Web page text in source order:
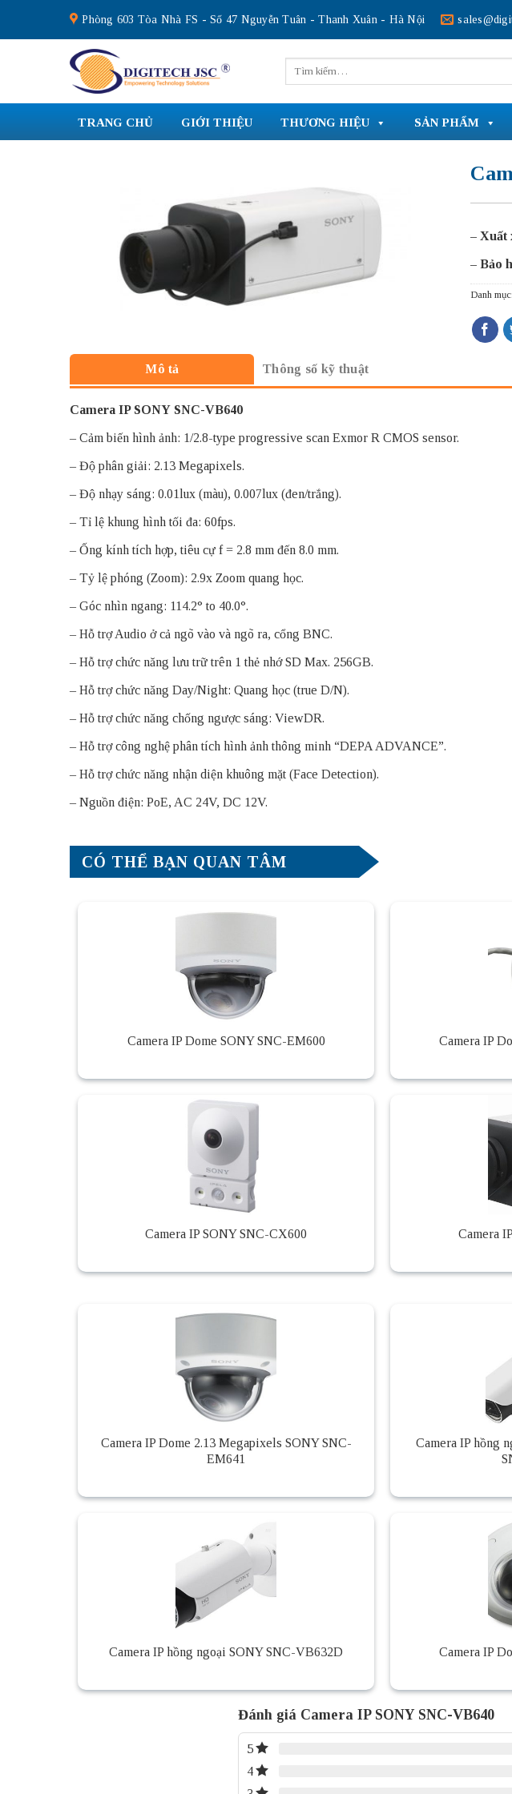
content
Phòng 603 Tòa Nhà FS - Số 47 Nguyễn Tuân - Thanh Xuân - Hà Nội
kiếm:
TRANG CHỦ GIỚI THIỆU THƯƠNG HIỆU SẢN PHẨM
– Xuất
– Bảo
Danh mục:
Mô tả Thông số kỹ thuật
Camera IP SONY SNC-VB640
– Cảm biến hình ảnh: 1/2.8-type progressive scan Exmor R CMOS sensor.
– Độ phân giải: 2.13 Megapixels.
– Độ nhạy sáng: 0.01lux (màu), 0.007lux (đen/trắng).
– Tỉ lệ khung hình tối đa: 60fps.
– Ống kính tích hợp, tiêu cự f = 2.8 mm đến 8.0 mm.
– Tỷ lệ phóng (Zoom): 2.9x Zoom quang học.
– Góc nhìn ngang: 114.2° to 40.0°.
– Hỗ trợ Audio ở cả ngõ vào và ngõ ra, cổng BNC.
– Hỗ trợ chức năng lưu trữ trên 1 thẻ nhớ SD Max. 256GB.
– Hỗ trợ chức năng Day/Night: Quang học (true D/N).
– Hỗ trợ chức năng chống ngược sáng: ViewDR.
– Hỗ trợ công nghệ phân tích hình ảnh thông minh “DEPA ADVANCE”.
– Hỗ trợ chức năng nhận diện khuông mặt (Face Detection).
– Nguồn điện: PoE, AC 24V, DC 12V.
CÓ THỂ BẠN QUAN TÂM
Camera IP Dome SONY SNC-EM600 Camera IP
Camera IP SONY SNC-CX600 Camera
Camera IP Dome 2.13 Megapixels SONY SNC-
EM641
Camera IP hồng
Camera IP hồng ngoại SONY SNC-VB632D Camera IP
Đánh giá Camera IP SONY SNC-VB640
5
4